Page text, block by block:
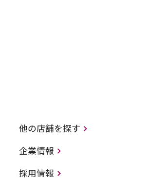
他の店舗を探す
企業情報
採用情報